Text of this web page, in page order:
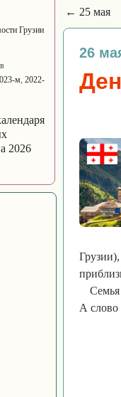
Грузии
м, 2022-
2026
← 25 мая
26
Семья
А слово